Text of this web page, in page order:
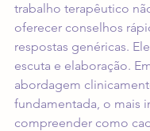
trabalho terapêutico
oferecer conselhos
respostas genéricas.
escuta e elaboração.
abordagem
fundamentada, o mais
compreender como